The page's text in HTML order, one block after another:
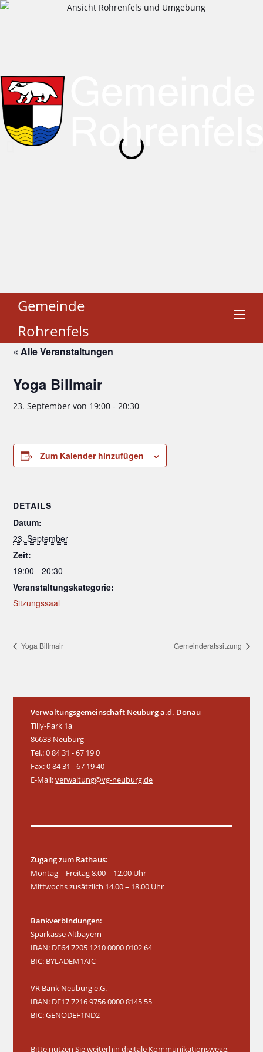
Gemeinde
Rohrenfels
« Alle Veranstaltungen
Yoga Billmair
23. September von 19:00 -20:30
Zum Kalender hinzufügen
DETAILS
Datum:
23. September
Zeit:
19:00 - 20:30
Veranstaltungskategorie:
Sitzungssaal
Yoga Billmair Gemeinderatssitzung
Verwaltungsgemeinschaft Neuburg a.d. Donau
Tilly-Park 1a
86633 Neuburg
Tel.: 0 84 31 - 67 19 0
Fax: 0 84 31 - 67 19 40
E-Mail:verwaltung@vg-neuburg.de
Zugang zum Rathaus:
Montag – Freitag 8.00 – 12.00 Uhr
Mittwochs zusätzlich 14.00 – 18.00 Uhr
Bankverbindungen:
Sparkasse Altbayern
IBAN: DE64 7205 1210 0000 0102 64
BIC: BYLADEM1AIC
VR Bank Neuburg e.G.
IBAN: DE17 7216 9756 0000 8145 55
BIC: GENODEF1ND2
Bitte nutzen Sie weiterhin digitale Kommunikationswege,